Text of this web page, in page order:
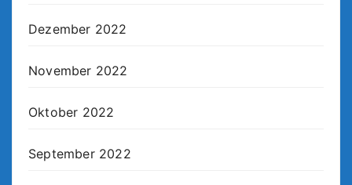
Dezember 2022
November 2022
Oktober 2022
September 2022